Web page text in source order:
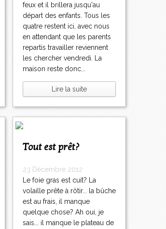
feux et il brillera jusqu'au
départ des enfants. Tous les
quatre restent ici, avec nous
en attendant que les parents
repartis travailler reviennent
les chercher vendredi. La
maison reste donc...
Lire la suite
Tout est prêt?
23 Décembre 2012
Le foie gras est cuit? La
volaille prête à rôtir... la bûche
est au frais, il manque
quelque chose? Ah oui, je
sais... il manque le plateau de